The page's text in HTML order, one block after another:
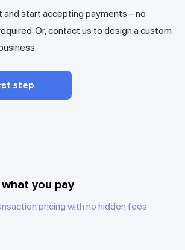
and start accepting payments – no
Or, contact us to design a custom
step
you pay
pricing with no hidden fees